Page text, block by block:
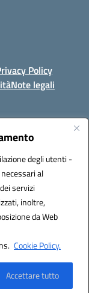
degli utenti -
al
servizi
inoltre,
da Web
Cookie Policy.
Accettare tutto
Policy
Note legali
S.r.l.
Italia